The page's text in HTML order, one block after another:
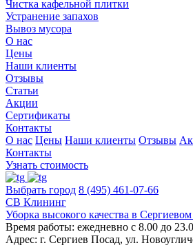
Чистка кафельной плитки
Устранение запахов
Вывоз мусора
О нас
Цены
Наши клиенты
Отзывы
Статьи
Акции
Сертификаты
Контакты
О нас Цены Наши клиенты Отзывы
Контакты
Узнать стоимость
Выбрать город 8 (495) 461-07-66
СВ Клининг
Уборка высокого качества в
Время работы: ежедневно с 8.00 до
Адрес: г. Сергиев Посад, ул.